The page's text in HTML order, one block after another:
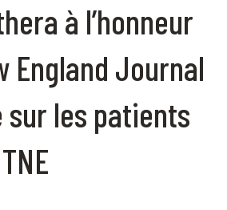
à l’honneur
England Journal
sur les patients